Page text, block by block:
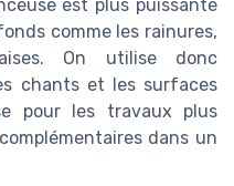
est plus puissante
comme les rainures,
On utilise donc
chants et les surfaces
pour les travaux plus
dans un